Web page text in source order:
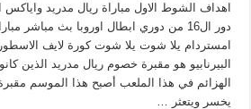
دور ال16 من دوري ابطال اوروبا بث مباشر
امستردام يلا شوت يلا شوت كورة لايف
البيرنابيو هو مقبرة خصوم ريال مدريد الذين
الهزائم في هذا الملعب أصبح هذا الموسم
يخسر ويتعثر …